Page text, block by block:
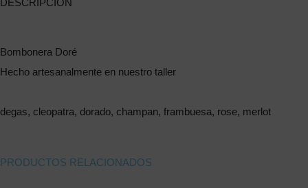
DESCRIPCIÓN
Bombonera Doré
Hecho artesanalmente en nuestro taller
degas, cleopatra, dorado, champan, frambuesa, rose, merlot
PRODUCTOS RELACIONADOS